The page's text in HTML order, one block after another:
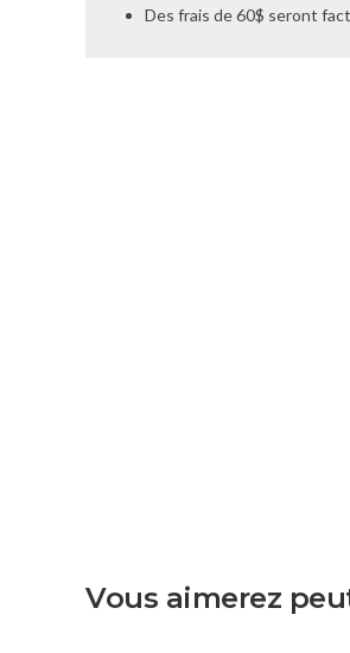
Des frais de 60$ seront
Vous aimerez